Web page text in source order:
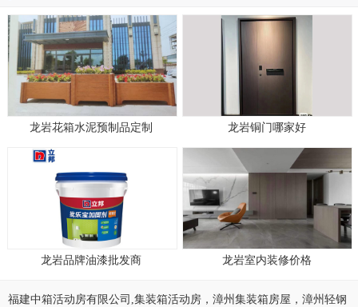
龙岩花箱水泥预制品定制 龙岩铜门哪家好
龙岩品牌油漆批发商 龙岩室内装修价格
福建中箱活动房有限公司,集装箱活动房，漳州集装箱房屋，漳州轻钢